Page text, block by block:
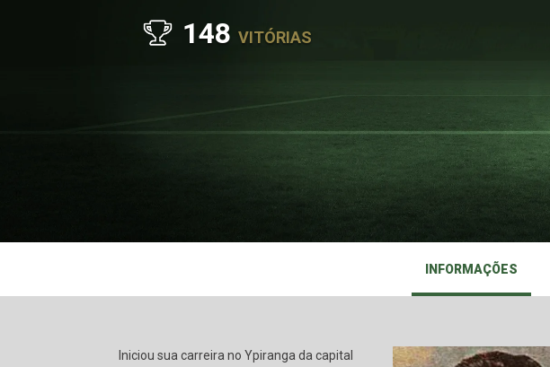
148VITÓRIAS
INFORMAÇÕES
Iniciou sua carreira no Ypiranga da capital